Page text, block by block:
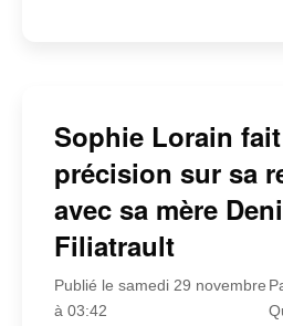
Sophie Lorain
précision sur sa
avec sa mère
Filiatrault
Publié le samedi 29 novembre
à 03:42